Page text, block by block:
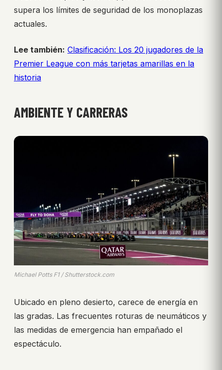
supera los límites de seguridad de los monoplazas
actuales.
Lee también: Clasificación: Los 20 jugadores de la
Premier League con más tarjetas amarillas en la
historia
AMBIENTE Y CARRERAS
Michael Potts F1 / Shutterstock.com
Ubicado en pleno desierto, carece de energía en
las gradas. Las frecuentes roturas de neumáticos y
las medidas de emergencia han empañado el
espectáculo.